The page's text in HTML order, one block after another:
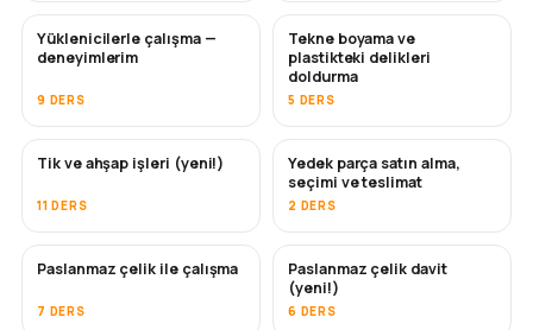
YAKINDA
Yüklenicilerle çalışma —
deneyimlerim
9 DERS
YAKINDA
Tekne boyama ve
plastikteki delikleri
doldurma
5 DERS
Tik ve ahşap işleri (yeni!)
11 DERS
YAKINDA
Yedek parça satın alma,
seçimi ve teslimat
2 DERS
YAKINDA
Paslanmaz çelik ile çalışma
7 DERS
Paslanmaz çelik davit
(yeni!)
6 DERS